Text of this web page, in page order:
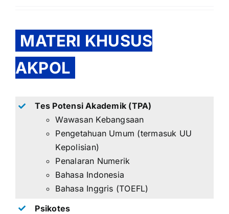
MATERI KHUSUS
AKPOL
Tes Potensi Akademik (TPA)
Wawasan Kebangsaan
Pengetahuan Umum (termasuk UU
Kepolisian)
Penalaran Numerik
Bahasa Indonesia
Bahasa Inggris (TOEFL)
Psikotes